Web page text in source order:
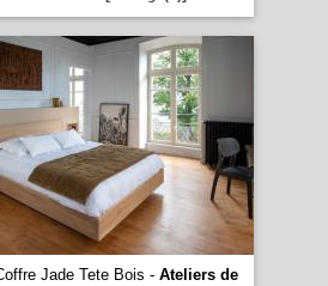
Jade Tete Bois - Ateliers de